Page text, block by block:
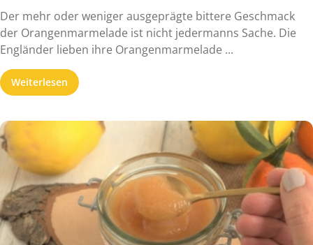
Der mehr oder weniger ausgeprägte bittere Geschmack
der Orangenmarmelade ist nicht jedermanns Sache. Die
Engländer lieben ihre Orangenmarmelade ...
Weiterlesen